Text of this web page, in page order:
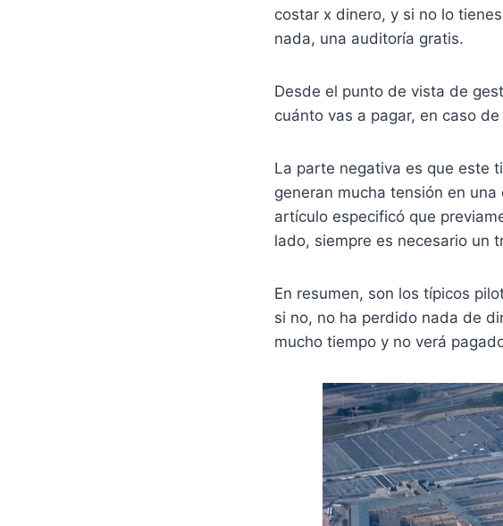
costar x dinero, y si no lo
nada, una auditoría gratis.
Desde el punto de vista de
cuánto vas a pagar, en caso
La parte negativa es que este
generan mucha tensión en
artículo especificó que
lado, siempre es necesario un
En resumen, son los típicos
si no, no ha perdido nada de
mucho tiempo y no verá